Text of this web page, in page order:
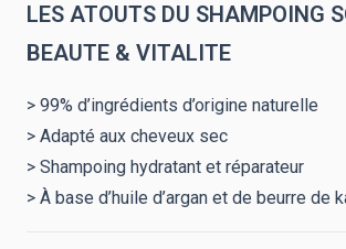
LES ATOUTS DU SHAMPOING
BEAUTE & VITALITE
> 99% d’ingrédients d’origine naturelle
> Adapté aux cheveux sec
> Shampoing hydratant et réparateur
> À base d’huile d’argan et de beurre de